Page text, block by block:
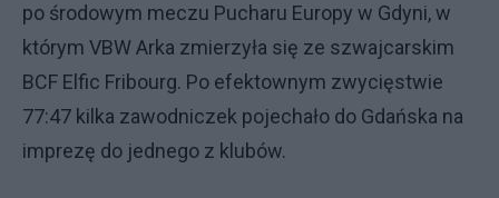
po środowym meczu Pucharu Europy w Gdyni, w
którym VBW Arka zmierzyła się ze szwajcarskim
BCF Elfic Fribourg. Po efektownym zwycięstwie
77:47 kilka zawodniczek pojechało do Gdańska na
imprezę do jednego z klubów.